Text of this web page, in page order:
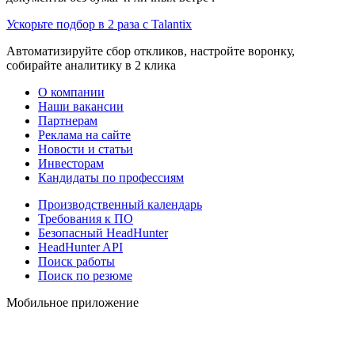
Ускорьте подбор в 2 раза с Talantix
Автоматизируйте сбор откликов, настройте воронку,
собирайте аналитику в 2 клика
О компании
Наши вакансии
Партнерам
Реклама на сайте
Новости и статьи
Инвесторам
Кандидаты по профессиям
Производственный календарь
Требования к ПО
Безопасный HeadHunter
HeadHunter API
Поиск работы
Поиск по резюме
Мобильное приложение